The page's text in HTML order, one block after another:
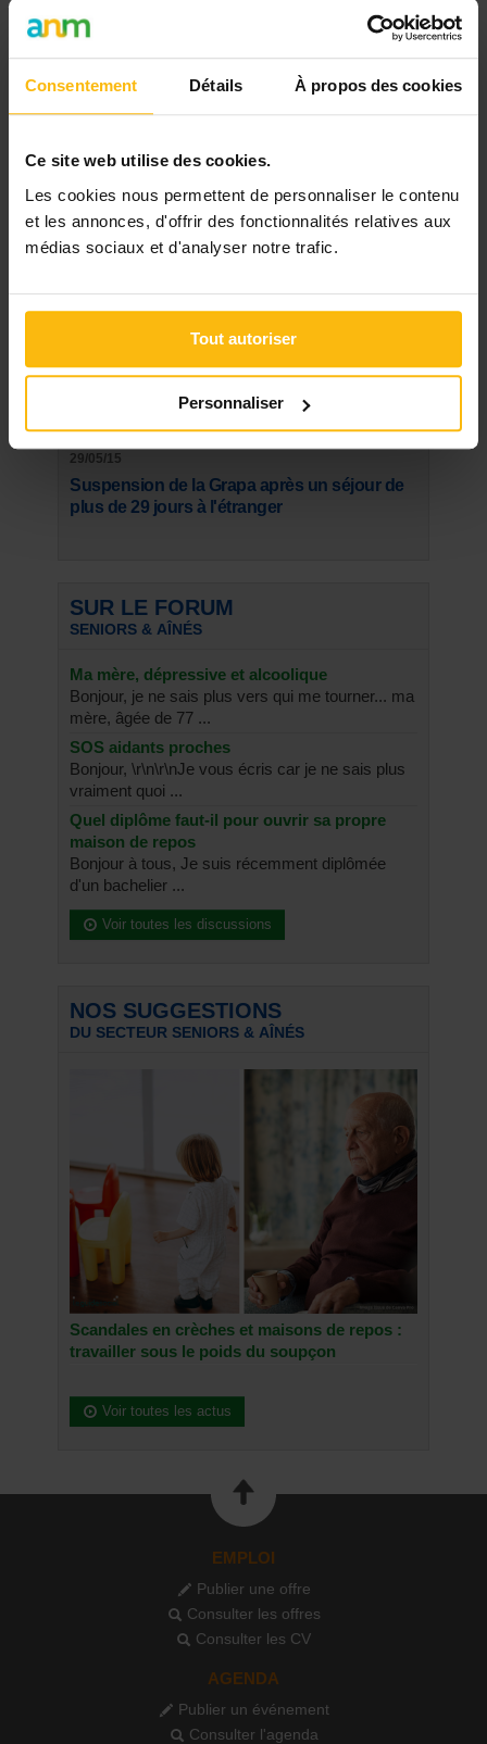
Consentement Détails À propos des cookies
Ce site web utilise des cookies.
Les cookies nous permettent de personnaliser le contenu
et les annonces, d'offrir des fonctionnalités relatives aux
médias sociaux et d'analyser notre trafic.
Tout autoriser
Personnaliser
21/03/20
Masques buccaux: les conseils, le tuto et le
15/03/20
Coronavirus: les Services d'Aide aux
Familles et aux Aînés en 1ère ligne
18/10/19
augmentée de 368 euros bruts
à tout le secteur du non-marchand
29/05/15
Suspension de la Grapa après un séjour de
plus de 29 jours à l'étranger
SUR LE FORUM
SENIORS & AÎNÉS
Ma mère, dépressive et alcoolique
Bonjour, je ne sais plus vers qui me tourner... ma
mère, âgée de 77 ...
SOS aidants proches
Bonjour, \r\n\r\nJe vous écris car je ne sais plus
vraiment quoi ...
Quel diplôme faut-il pour ouvrir sa propre
maison de repos
Bonjour à tous, Je suis récemment diplômée
d'un bachelier ...
Voir toutes les discussions
NOS SUGGESTIONS
DU SECTEUR SENIORS & AÎNÉS
Scandales en crèches et maisons de repos :
travailler sous le poids du soupçon
Voir toutes les actus
EMPLOI
Publier une offre
Consulter les offres
Consulter les CV
AGENDA
Publier un événement
Consulter l'agenda